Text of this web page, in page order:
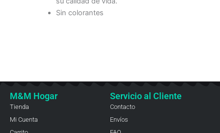
Sin colorantes
M&M Hogar
Tienda
Mi Cuenta
Servicio al Cliente
Contacto
Envíos